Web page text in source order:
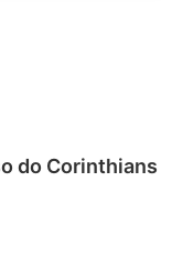
do Corinthians